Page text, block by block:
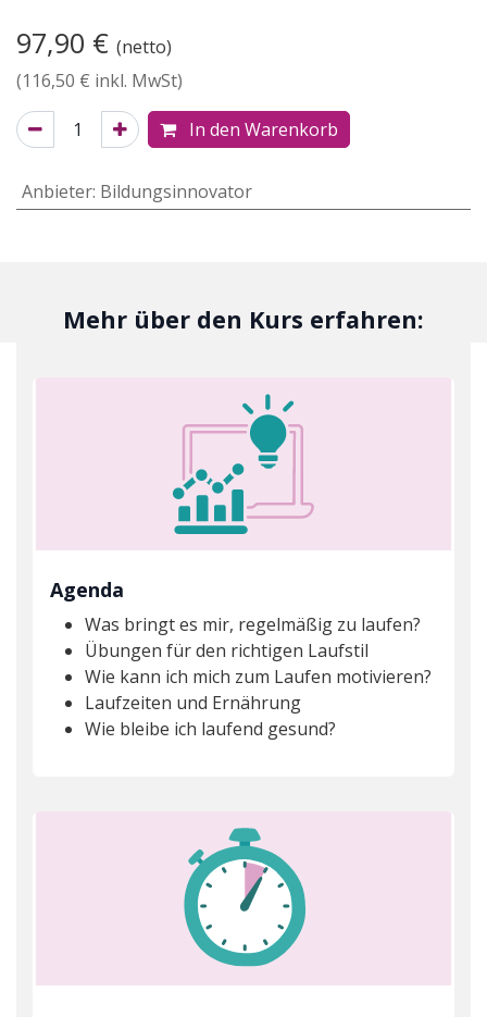
97,90 € (netto)
(116,50 € inkl. MwSt)
In den Warenkorb
Anbieter: Bildungsinnovator
Mehr über den Kurs erfahren:
Agenda
Was bringt es mir, regelmäßig zu laufen?
Übungen für den richtigen Laufstil
Wie kann ich mich zum Laufen motivieren?
Laufzeiten und Ernährung
Wie bleibe ich laufend gesund?